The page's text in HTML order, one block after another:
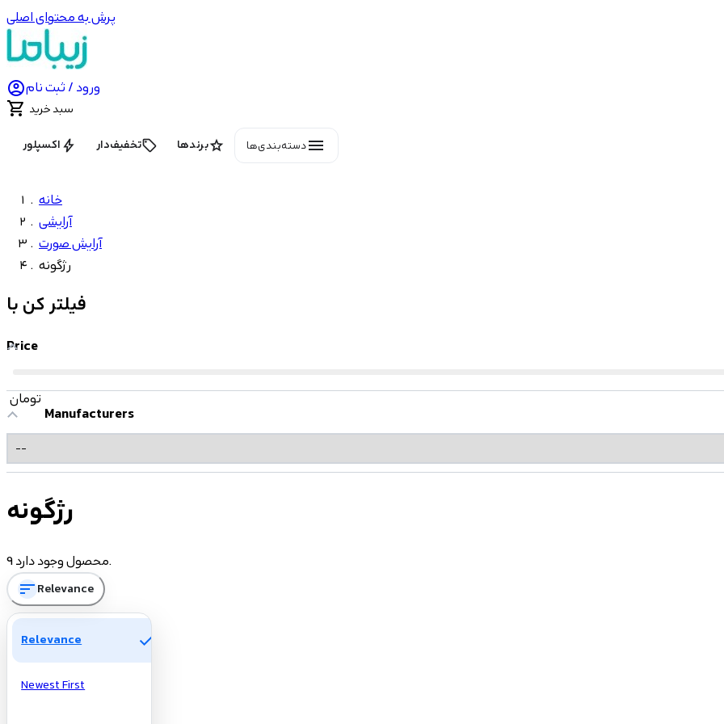
پرش به محتوای اصلی
ورود / ثبت نام
 سبد خرید
menuدسته‌بندی‌ها starبرندها local_offerتخفیف‌دار boltاکسپلور
خانه
آرایشی
آرایش صورت
رژگونه
فیلتر کن با
Price
تومان
Manufacturers
رژگونه
9 محصول وجود دارد.
sortRelevance
Relevance check
Newest First